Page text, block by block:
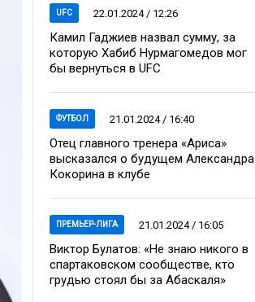
UFC 22.01.2024 / 12:26
Камил Гаджиев назвал сумму, за
которую Хабиб Нурмагомедов мог
бы вернуться в UFC
ФУТБОЛ 21.01.2024 / 16:40
Отец главного тренера «Ариса»
высказался о будущем Александра
Кокорина в клубе
ПРЕМЬЕР-ЛИГА 21.01.2024 / 16:05
Виктор Булатов: «Не знаю никого в
спартаковском сообществе, кто
грудью стоял бы за Абаскаля»